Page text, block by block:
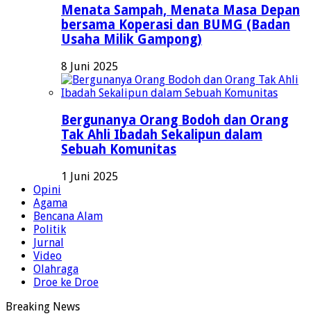
Menata Sampah, Menata Masa Depan
bersama Koperasi dan BUMG (Badan
Usaha Milik Gampong)
8 Juni 2025
Bergunanya Orang Bodoh dan Orang
Tak Ahli Ibadah Sekalipun dalam
Sebuah Komunitas
1 Juni 2025
Opini
Agama
Bencana Alam
Politik
Jurnal
Video
Olahraga
Droe ke Droe
Breaking News